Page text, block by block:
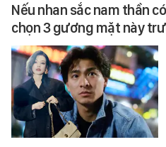
Nếu nhan sắc nam thần
chọn 3 gương mặt này